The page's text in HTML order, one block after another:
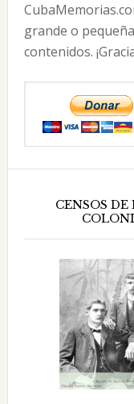
grande o
contenidos.
CENSOS DE